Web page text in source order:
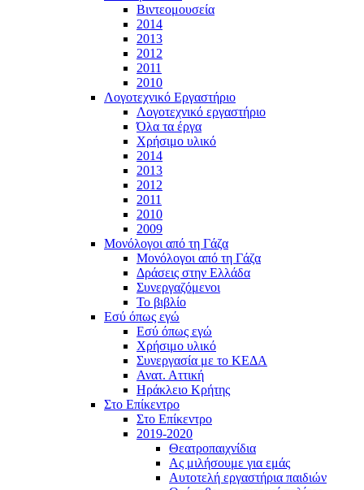
Βιντεομουσεία
2014
2013
2012
2011
2010
Λογοτεχνικό Εργαστήριο
Λογοτεχνικό εργαστήριο
Όλα τα έργα
Χρήσιμο υλικό
2014
2013
2012
2011
2010
2009
Μονόλογοι από τη Γάζα
Μονόλογοι από τη Γάζα
Δράσεις στην Ελλάδα
Συνεργαζόμενοι
To βιβλίο
Εσύ όπως εγώ
Εσύ όπως εγώ
Χρήσιμο υλικό
Συνεργασία με το ΚΕΔΑ
Ανατ. Αττική
Ηράκλειο Κρήτης
Στο Επίκεντρο
Στο Επίκεντρο
2019-2020
Θεατροπαιχνίδια
Ας μιλήσουμε για εμάς
Αυτοτελή εργαστήρια παιδιών